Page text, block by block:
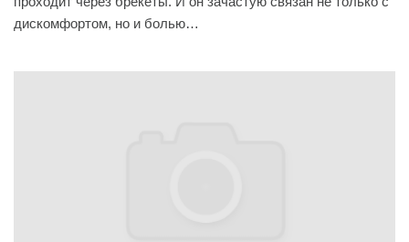
дискомфортом, но и болью…